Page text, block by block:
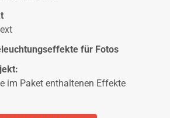
für Fotos
im Paket enthaltenen Effekte